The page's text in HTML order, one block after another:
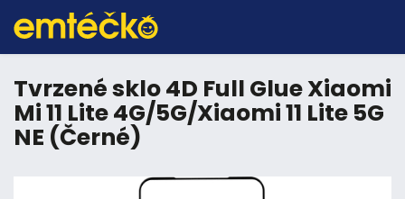
Tvrzené sklo 4D Full Glue Xiaomi
Mi 11 Lite 4G/5G/Xiaomi 11 Lite 5G
NE (Černé)